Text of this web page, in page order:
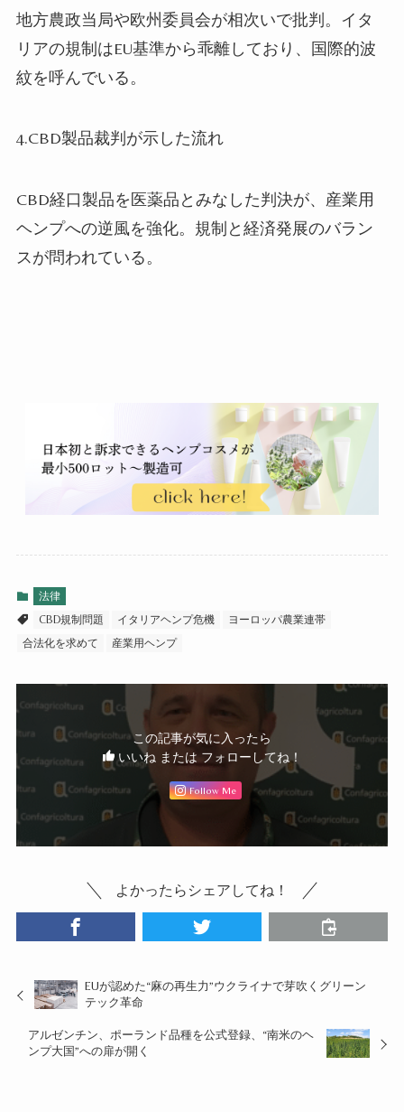
地方農政当局や欧州委員会が相次いで批判。イタ
リアの規制はEU基準から乖離しており、国際的波
紋を呼んでいる。
4.CBD製品裁判が示した流れ
CBD経口製品を医薬品とみなした判決が、産業用
ヘンプへの逆風を強化。規制と経済発展のバラン
スが問われている。
法律
CBD規制問題
イタリアヘンプ危機
ヨーロッパ農業連帯
合法化を求めて
産業用ヘンプ
この記事が気に入ったら
いいね または フォローしてね！
Follow Me
よかったらシェアしてね！
EUが認めた“麻の再生力”ウクライナで芽吹くグリーン
テック革命
アルゼンチン、ポーランド品種を公式登録、“南米のヘ
ンプ大国”への扉が開く